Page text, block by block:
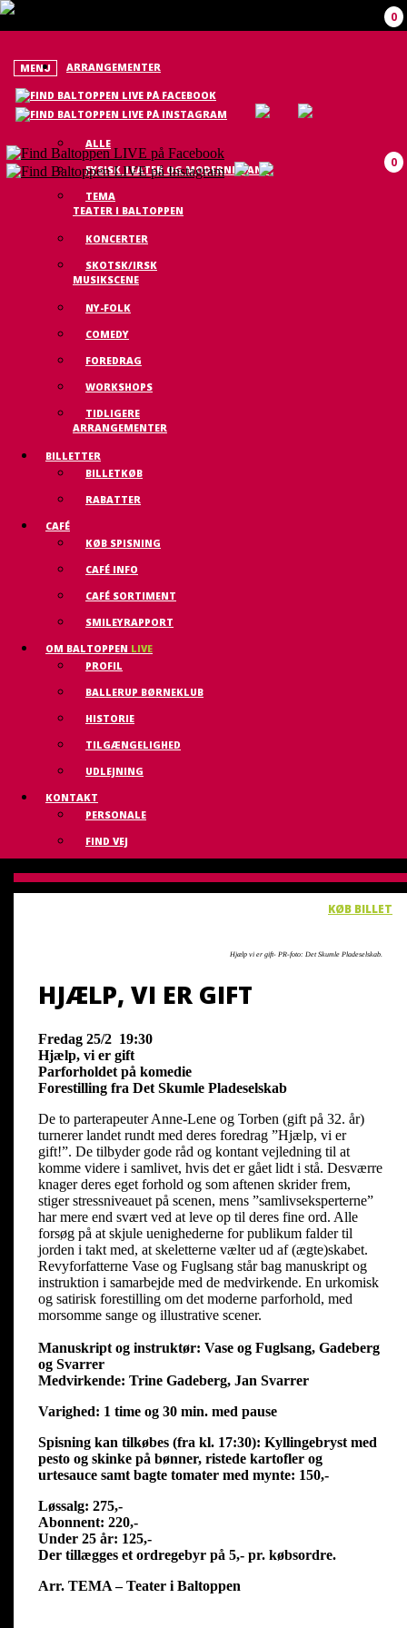
0
MENU
0
ARRANGEMENTER
ALLE
FYSISK TEATER OG MODERNE DANS
TEMA
TEATER I BALTOPPEN
KONCERTER
SKOTSK/IRSK
MUSIKSCENE
NY-FOLK
COMEDY
FOREDRAG
WORKSHOPS
TIDLIGERE
ARRANGEMENTER
BILLETTER
BILLETKØB
RABATTER
CAFÉ
KØB SPISNING
CAFÉ INFO
CAFÉ SORTIMENT
SMILEYRAPPORT
OM BALTOPPEN LIVE
PROFIL
BALLERUP BØRNEKLUB
HISTORIE
TILGÆNGELIGHED
UDLEJNING
KONTAKT
PERSONALE
FIND VEJ
KØB BILLET
Hjælp vi er gift- PR-foto: Det Skumle Pladeselskab.
HJÆLP, VI ER GIFT
Fredag 25/2 19:30
Hjælp, vi er gift
Parforholdet på komedie
Forestilling fra Det Skumle Pladeselskab
De to parterapeuter Anne-Lene og Torben (gift på 32. år)
turnerer landet rundt med deres foredrag ”Hjælp, vi er
gift!”. De tilbyder gode råd og kontant vejledning til at
komme videre i samlivet, hvis det er gået lidt i stå. Desværre
knager deres eget forhold og som aftenen skrider frem,
stiger stressniveauet på scenen, mens ”samlivseksperterne”
har mere end svært ved at leve op til deres fine ord. Alle
forsøg på at skjule uenighederne for publikum falder til
jorden i takt med, at skeletterne vælter ud af (ægte)skabet.
Revyforfatterne Vase og Fuglsang står bag manuskript og
instruktion i samarbejde med de medvirkende. En urkomisk
og satirisk forestilling om det moderne parforhold, med
morsomme sange og illustrative scener.
Manuskript og instruktør: Vase og Fuglsang, Gadeberg
og Svarrer
Medvirkende: Trine Gadeberg, Jan Svarrer
Varighed: 1 time og 30 min. med pause
Spisning kan tilkøbes (fra kl. 17:30): Kyllingebryst med
pesto og skinke på bønner, ristede kartofler og
urtesauce samt bagte tomater med mynte: 150,-
Løssalg: 275,-
Abonnent: 220,-
Under 25 år: 125,-
Der tillægges et ordregebyr på 5,- pr. købsordre.
Arr. TEMA – Teater i Baltoppen